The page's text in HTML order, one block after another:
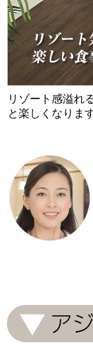
リゾート感溢れ
と楽しくなります